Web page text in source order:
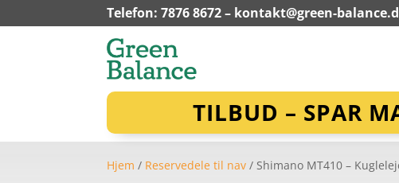
Telefon: 7876 8672 – kontakt@green-
TILBUD – SPAR
Hjem / Reservedele til nav / Shimano MT410 –